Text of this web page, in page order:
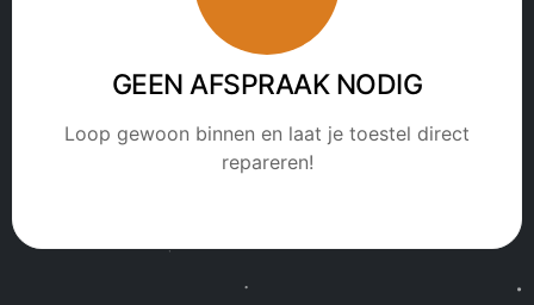
GEEN AFSPRAAK NODIG
Loop gewoon binnen en laat je toestel direct
repareren!